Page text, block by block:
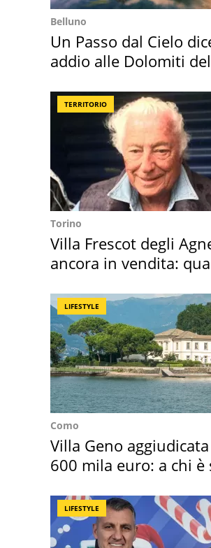
Belluno
Un Passo dal Cielo
addio alle Dolomiti del
TERRITORIO
Torino
Villa Frescot degli
ancora in vendita:
LIFESTYLE
Como
Villa Geno
600 mila euro: a chi è
LIFESTYLE